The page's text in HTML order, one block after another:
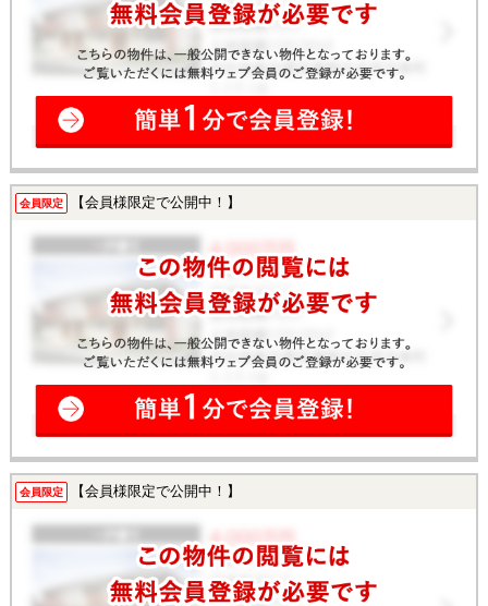
会員限定 【会員様限定で公開中！】
会員限定 【会員様限定で公開中！】